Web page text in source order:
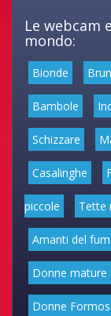
Le webcam
mondo:
Bionde
Bambole
Schizzare
Casalinghe
piccole Tette
Amanti del
Donne mature
Donne